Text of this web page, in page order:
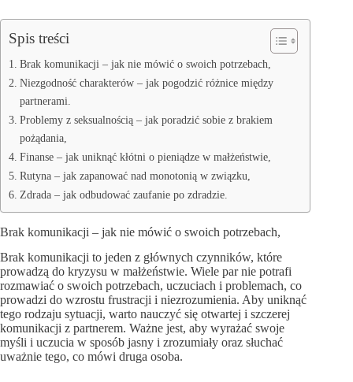
Spis treści
Brak komunikacji – jak nie mówić o swoich potrzebach,
Niezgodność charakterów – jak pogodzić różnice między
partnerami.
Problemy z seksualnością – jak poradzić sobie z brakiem
pożądania,
Finanse – jak uniknąć kłótni o pieniądze w małżeństwie,
Rutyna – jak zapanować nad monotonią w związku,
Zdrada – jak odbudować zaufanie po zdradzie.
Brak komunikacji – jak nie mówić o swoich potrzebach,
Brak komunikacji to jeden z głównych czynników, które
prowadzą do kryzysu w małżeństwie. Wiele par nie potrafi
rozmawiać o swoich potrzebach, uczuciach i problemach, co
prowadzi do wzrostu frustracji i niezrozumienia. Aby uniknąć
tego rodzaju sytuacji, warto nauczyć się otwartej i szczerej
komunikacji z partnerem. Ważne jest, aby wyrażać swoje
myśli i uczucia w sposób jasny i zrozumiały oraz słuchać
uważnie tego, co mówi druga osoba.